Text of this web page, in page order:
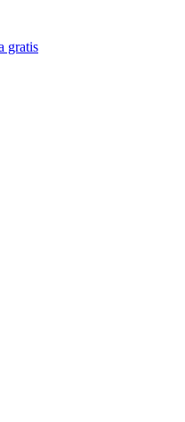
gratis